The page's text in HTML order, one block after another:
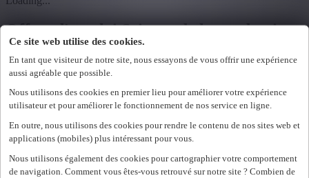
Ce site web utilise des cookies.
En tant que visiteur de notre site, nous essayons de vous offrir une expérience
aussi agréable que possible.
Nous utilisons des cookies en premier lieu pour améliorer votre expérience
utilisateur et pour améliorer le fonctionnement de nos service en ligne.
En outre, nous utilisons des cookies pour rendre le contenu de nos sites web et
applications (mobiles) plus intéressant pour vous.
Nous utilisons également des cookies pour cartographier votre comportement
de navigation. Comment vous êtes-vous retrouvé sur notre site ? Combien de
Offres d'emploi Science de la production
à Limbourg
Afficher les filtres
Affiner la recherche
Nous avons trouvé0 offres d'emploi pour vous. offre
d'emploi pour vous.